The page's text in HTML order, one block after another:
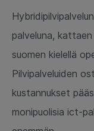
palveluna,
suomen kielellä
Pilvipalveluiden
kustannukset
monipuolisia ict-